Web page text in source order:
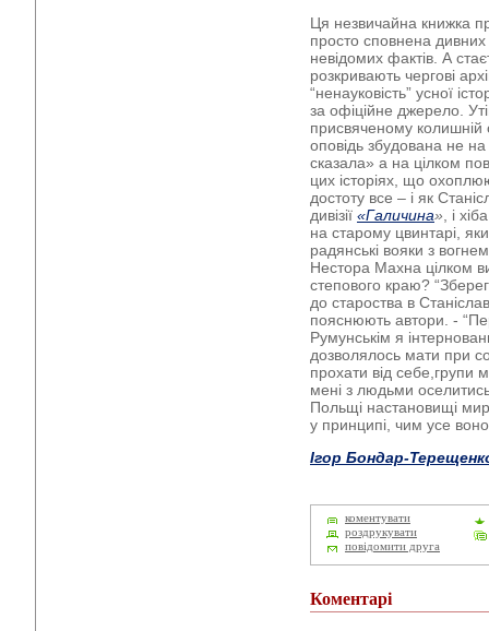
Ця незвичайна книжка
просто сповнена дивних
невідомих фактів. А
розкривають чергові
“ненауковість” усної
за офіційне джерело.
присвяченому колишній
оповідь збудована не
сказала» а на цілком
цих історіях, що
достоту все – і як
дивізії «Галичина» , і
на старому цвинтарі,
радянські вояки з
Нестора Махна цілком
степового краю?
до староства в
пояснюють автори. -
Румунськім я
дозволялось мати при
прохати від себе,групи
мені з людьми
Польщі настановищі
у принципі, чим усе
Ігор Бондар-
коментувати
роздрукувати
повідомити друга
Коментарі